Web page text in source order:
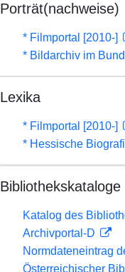
Porträt(nachweise)
* Filmportal [2010-]
* Bildarchiv im
Lexika
* Filmportal [2010-]
* Hessische
Katalog des
Archivportal-D
Normdateneintrag
Österreichischer